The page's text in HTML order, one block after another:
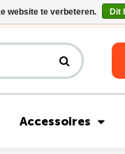
uit voorraad leverbaar!
Accessoires
website te verbeteren. Dit